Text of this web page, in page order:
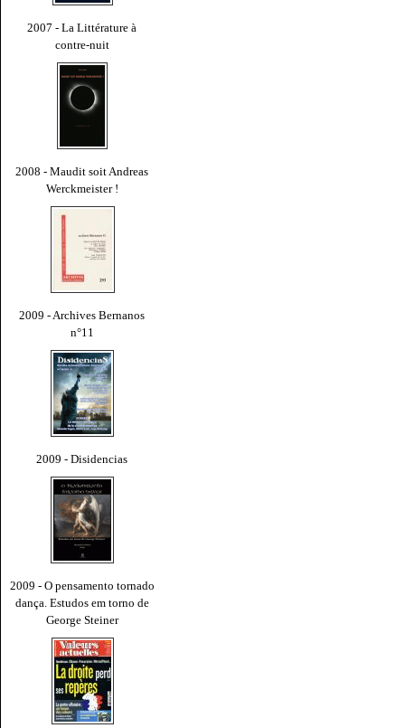
2007 - La Littérature à
contre-nuit
2008 - Maudit soit Andreas
Werckmeister !
2009 - Archives Bernanos
n°11
2009 - Disidencias
2009 - O pensamento tornado
dança. Estudos em torno de
George Steiner